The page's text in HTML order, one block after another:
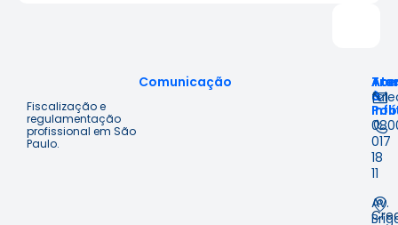
Fiscalização e
regulamentação
profissional em São
Paulo.
Comunicação
à
&
017
18
11
Av.